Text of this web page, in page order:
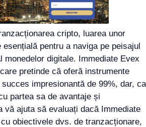
cripto, luarea unor
pentru a naviga pe peisajul
monedelor digitale. Immediate Evex
pretinde că oferă instrumente
impresionantă de 99%, dar, ca
partea sa de avantaje și
vă ajuta să evaluați dacă Immediate
obiectivele dvs. de tranzacționare,